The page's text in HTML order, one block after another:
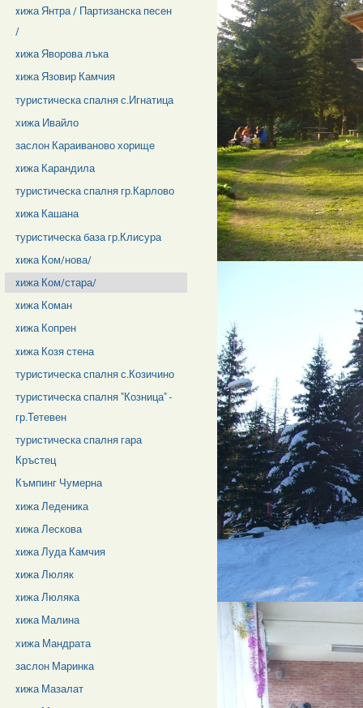
xижа Янтра / Партизанска песен
/
xижа Яворова лъка
xижа Язовир Камчия
туристическа спалня с.Игнатица
хижа Ивайло
заслон Караиваново хорище
xижа Карандила
туристическа спалня гр.Карлово
xижа Кашана
туристическа база гр.Клисура
xижа Ком/нова/
xижа Ком/стара/
xижа Коман
xижа Копрен
xижа Козя стена
туристическа спалня с.Козичино
туристическа спалня "Козница" -
гр.Тетевен
туристическа спалня гара
Кръстец
Къмпинг Чумерна
xижа Леденика
xижа Лескова
xижа Луда Камчия
xижа Люляк
xижа Люляка
xижа Малина
хижа Мандрата
заслон Маринка
xижа Мазалат